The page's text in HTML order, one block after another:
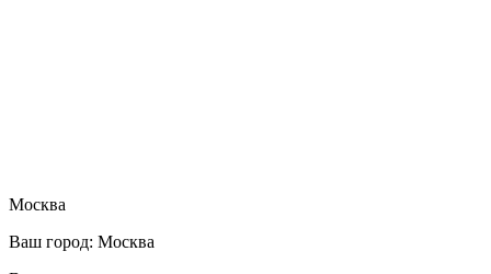
Москва
Ваш город: Москва